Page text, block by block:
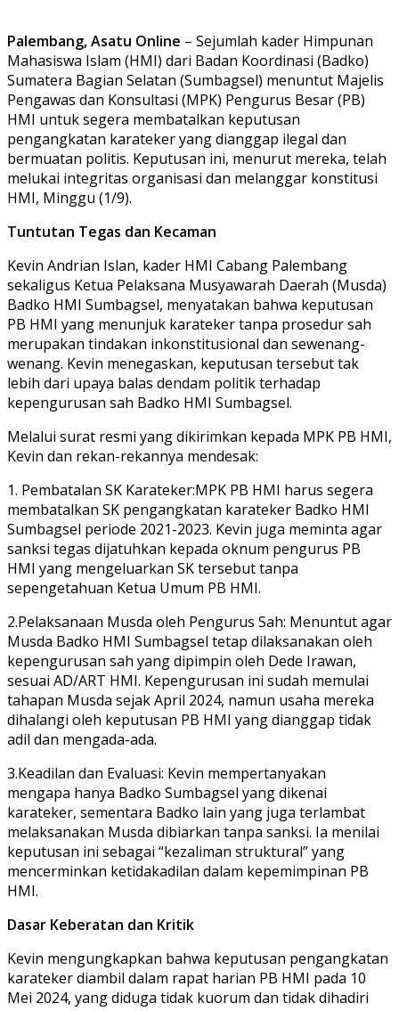
Palembang, Asatu Online – Sejumlah kader Himpunan
Mahasiswa Islam (HMI) dari Badan Koordinasi (Badko)
Sumatera Bagian Selatan (Sumbagsel) menuntut Majelis
Pengawas dan Konsultasi (MPK) Pengurus Besar (PB)
HMI untuk segera membatalkan keputusan
pengangkatan karateker yang dianggap ilegal dan
bermuatan politis. Keputusan ini, menurut mereka, telah
melukai integritas organisasi dan melanggar konstitusi
HMI, Minggu (1/9).
Tuntutan Tegas dan Kecaman
Kevin Andrian Islan, kader HMI Cabang Palembang
sekaligus Ketua Pelaksana Musyawarah Daerah (Musda)
Badko HMI Sumbagsel, menyatakan bahwa keputusan
PB HMI yang menunjuk karateker tanpa prosedur sah
merupakan tindakan inkonstitusional dan sewenang-
wenang. Kevin menegaskan, keputusan tersebut tak
lebih dari upaya balas dendam politik terhadap
kepengurusan sah Badko HMI Sumbagsel.
Melalui surat resmi yang dikirimkan kepada MPK PB HMI,
Kevin dan rekan-rekannya mendesak:
1. Pembatalan SK Karateker:MPK PB HMI harus segera
membatalkan SK pengangkatan karateker Badko HMI
Sumbagsel periode 2021-2023. Kevin juga meminta agar
sanksi tegas dijatuhkan kepada oknum pengurus PB
HMI yang mengeluarkan SK tersebut tanpa
sepengetahuan Ketua Umum PB HMI.
2.Pelaksanaan Musda oleh Pengurus Sah: Menuntut agar
Musda Badko HMI Sumbagsel tetap dilaksanakan oleh
kepengurusan sah yang dipimpin oleh Dede Irawan,
sesuai AD/ART HMI. Kepengurusan ini sudah memulai
tahapan Musda sejak April 2024, namun usaha mereka
dihalangi oleh keputusan PB HMI yang dianggap tidak
adil dan mengada-ada.
3.Keadilan dan Evaluasi: Kevin mempertanyakan
mengapa hanya Badko Sumbagsel yang dikenai
karateker, sementara Badko lain yang juga terlambat
melaksanakan Musda dibiarkan tanpa sanksi. Ia menilai
keputusan ini sebagai “kezaliman struktural” yang
mencerminkan ketidakadilan dalam kepemimpinan PB
HMI.
Dasar Keberatan dan Kritik
Kevin mengungkapkan bahwa keputusan pengangkatan
karateker diambil dalam rapat harian PB HMI pada 10
Mei 2024, yang diduga tidak kuorum dan tidak dihadiri